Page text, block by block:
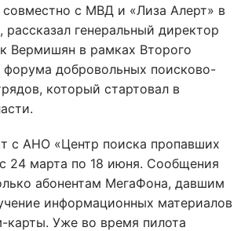
совместно с МВД и «Лиза Алерт» в
рассказал генеральный директор
Вермишян в рамках Второго
форума добровольных поисково-
который стартовал в
с АНО «Центр поиска пропавших
24 марта по 18 июня. Сообщения
абонентам МегаФона, давшим
информационных материалов
карты. Уже во время пилота